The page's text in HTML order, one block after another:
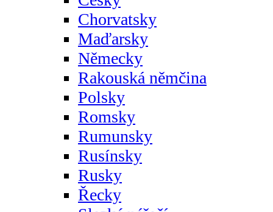
Chorvatsky
Maďarsky
Německy
Rakouská němčina
Polsky
Romsky
Rumunsky
Rusínsky
Rusky
Řecky